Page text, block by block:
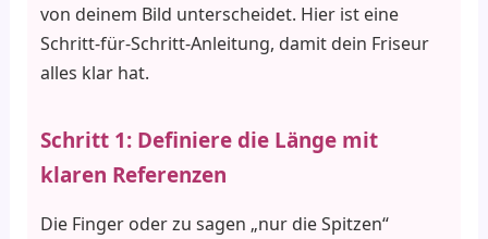
von deinem Bild unterscheidet. Hier ist eine
Schritt-für-Schritt-Anleitung, damit dein Friseur
alles klar hat.
Schritt 1: Definiere die Länge mit
klaren Referenzen
Die Finger oder zu sagen „nur die Spitzen“